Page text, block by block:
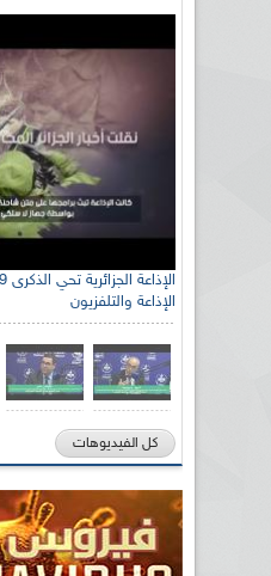
الإذاعة والتلفزيون
كل الفيديوهات